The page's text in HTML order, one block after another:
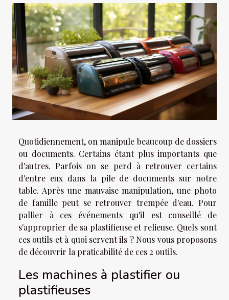
Quotidiennement, on manipule beaucoup de dossiers
ou documents. Certains étant plus importants que
d'autres. Parfois on se perd à retrouver certains
d'entre eux dans la pile de documents sur notre
table. Après une mauvaise manipulation, une photo
de famille peut se retrouver trempée d'eau. Pour
pallier à ces événements qu'il est conseillé de
s'approprier de sa plastifieuse et relieuse. Quels sont
ces outils et à quoi servent ils ? Nous vous proposons
de découvrir la praticabilité de ces 2 outils.
Les machines à plastifier ou
plastifieuses